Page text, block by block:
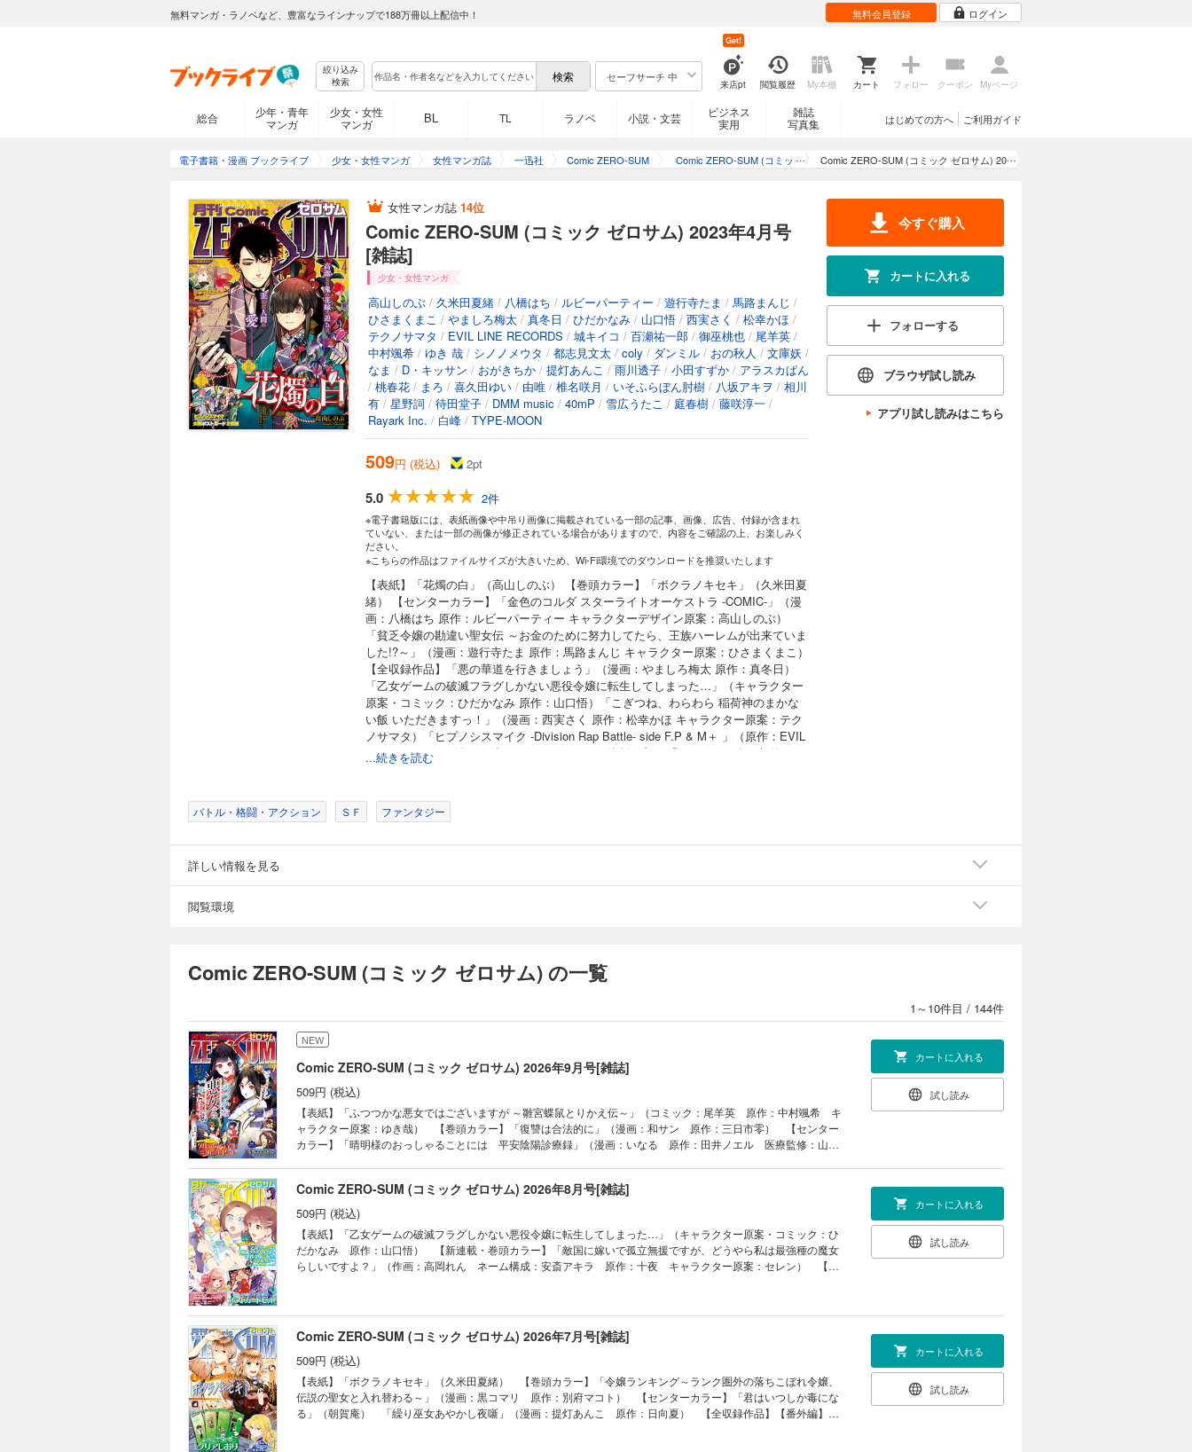
無料マンガ・ラノベなど、豊富なラインナップで188万冊以上配信中！ 無料会員登録 ログイン
絞り込み
検索
セーフサーチ 中
来店pt
Get!
閲覧履歴 My本棚 カート フォロー クーポン Myページ
総合
少年・青年
マンガ
少女・女性
マンガ
BL TL ラノベ 小説・文芸
ビジネス
実用
雑誌
写真集
ご利用ガイド
はじめての方へ
電子書籍・漫画 ブックライブ 少女・女性マンガ 女性マンガ誌 一迅社 Comic ZERO-SUM
Comic ZERO-SUM (コミッ
Comic ZERO-SUM (コミック ゼロサム) 20
女性マンガ誌 14位
Comic ZERO-SUM (コミック ゼロサム) 2023年4月号
[雑誌]
少女・女性マンガ
高山しのぶ / 久米田夏緒 / 八橋はち / ルビーパーティー / 遊行寺たま / 馬路まんじ /
ひさまくまこ / やましろ梅太 / 真冬日 / ひだかなみ / 山口悟 / 西実さく / 松幸かほ /
テクノサマタ / EVIL LINE RECORDS / 城キイコ / 百瀬祐一郎 / 御巫桃也 / 尾羊英 /
中村颯希 / ゆき 哉 / シノノメウタ / 都志見文太 / coly / ダンミル / おの秋人 / 文庫妖 /
なま / D・キッサン / おがきちか / 提灯あんこ / 雨川透子 / 小田すずか / アラスカぱん
/ 桃春花 / まろ / 喜久田ゆい / 由唯 / 椎名咲月 / いそふらぼん肘樹 / 八坂アキヲ / 相川
有 / 星野詞 / 待田堂子 / DMM music / 40mP / 雪広うたこ / 庭春樹 / 藤咲淳一 /
Rayark Inc. / 白峰 / TYPE-MOON
509円 (税込) 2pt
5.0 2件
※電子書籍版には、表紙画像や中吊り画像に掲載されている一部の記事、画像、広告、付録が含まれ
ていない、または一部の画像が修正されている場合がありますので、内容をご確認の上、お楽しみく
ださい。
※こちらの作品はファイルサイズが大きいため、Wi-Fi環境でのダウンロードを推奨いたします
【表紙】「花燭の白」（高山しのぶ） 【巻頭カラー】「ボクラノキセキ」（久米田夏
緒） 【センターカラー】「金色のコルダ スターライトオーケストラ -COMIC-」（漫
画：八橋はち 原作：ルビーパーティー キャラクターデザイン原案：高山しのぶ）
「貧乏令嬢の勘違い聖女伝 ～お金のために努力してたら、王族ハーレムが出来ていま
した!?～」（漫画：遊行寺たま 原作：馬路まんじ キャラクター原案：ひさまくまこ）
【全収録作品】「悪の華道を行きましょう」（漫画：やましろ梅太 原作：真冬日）
「乙女ゲームの破滅フラグしかない悪役令嬢に転生してしまった…」（キャラクター
原案・コミック：ひだかなみ 原作：山口悟）「こぎつね、わらわら 稲荷神のまかな
い飯 いただきますっ！」（漫画：西実さく 原作：松幸かほ キャラクター原案：テク
ノサマタ）「ヒプノシスマイク -Division Rap Battle- side F.P & M＋ 」（原作：EVIL
LINE RECORDS 漫画：城キイコ シナリオ：百瀬祐一郎）「ルーチェと白の契約」
（御巫桃也）「ふつつかな悪女ではございますが ～雛宮蝶鼠とりかえ伝～ 」（コミ
画：シノノメウタ 原作・シナリオ：都志見文太／coly キャラクターデザイン原案：ダ
ンミル）「家政魔導士の異世界生活～冒険中の家政婦業承ります！～」（コミック：
灯あんこ 原作：雨川透子 キャラクター原案：小田すずか）「マリエル・クララック
まわったら」（コミック：星野 詞 シナリオ：待田堂子 原案・原作：DMM music・
40mP）「彼に依頼してはいけません」（雪広うたこ）「DEEMO -sakura note-」（コ
mortalis:stella-」（漫画：白峰 原作：TYPE-MOON） ※本電子書籍の表紙・目次・広
卒ご了承ください。
...続きを読む
今すぐ購入
カートに入れる
フォローする
ブラウザ試し読み
アプリ試し読みはこちら
バトル・格闘・アクション ＳＦ ファンタジー
詳しい情報を見る
閲覧環境
Comic ZERO-SUM (コミック ゼロサム) の一覧
1～10件目 / 144件
NEW
Comic ZERO-SUM (コミック ゼロサム) 2026年9月号[雑誌]
509円 (税込)
【表紙】「ふつつかな悪女ではございますが ～雛宮蝶鼠とりかえ伝～」（コミック：尾羊英 原作：中村颯希 キ
ャラクター原案：ゆき哉） 【巻頭カラー】「復讐は合法的に」（漫画：和サン 原作：三日市零） 【センター
カラー】「晴明様のおっしゃることには 平安陰陽診療録」（漫画：いなる 原作：田井ノエル 医療監修：山科
十夜 キャラクター原案：セレン） 「神作家・紫式部のありえない日々」（D・キッサン） 「乙女ゲームの破
滅フラグしかない悪役令嬢に転生してしまった…」（キャラクター原案・コミック：ひだかなみ 原作：山口
悟） 「祝福のチェスカ」（乃原美隆） 「花燭の白」（高山しのぶ） 「令嬢ランキング～ランク圏外の落ちこ
ぼれ令嬢、伝説の聖女と入れ替わる～」（漫画：黒コマリ 原作：別府マコト） 「君はいつしか毒になる」（朝
賀庵） 「ボクラノキセキ」（久米田夏緒） 「竜騎士のお気に入り」（コミック：蒼崎律 原作：織川あさぎ
キャラクター原案：伊藤明十） 「事故物件探偵」（漫画：山川まち 原作：皆藤黒助 キャラクター原案：世
ク：おの秋人 原作：文庫妖 キャラクター原案：なま） 「烈火の血族」（漫画：honomi 原作：夜光花 キャ
ラクター原案：奈良千春） 「ルーチェと白の契約」（御巫桃也） 「さいごの魔女のお祝い」（安達園丸）
ャラクター原案：緋原ヨウ） 「怪異の掃除人・曽根崎慎司の事件ファイル」（漫画：八橋はち 原作：長埜
恵） 「悲劇の元凶となる最強外道ラスボス女王は民の為に尽くします。 The Savior's Pride」（作画：かわのあき
こ ネーム構成：瀬上あきら 原作：天壱 キャラクター原案：鈴ノ助） 「にえみこ」（アラスカぱん） 「虫
かぶり姫」（コミック：喜久田ゆい 原作：由唯 キャラクター原案：椎名咲月） 「女王の狗」（ヨシカズ）
カートに入れる
試し読み
Comic ZERO-SUM (コミック ゼロサム) 2026年8月号[雑誌]
509円 (税込)
【表紙】「乙女ゲームの破滅フラグしかない悪役令嬢に転生してしまった…」（キャラクター原案・コミック：ひ
だかなみ 原作：山口悟） 【新連載・巻頭カラー】「敵国に嫁いで孤立無援ですが、どうやら私は最強種の魔女
らしいですよ？」（作画：高岡れん ネーム構成：安斎アキラ 原作：十夜 キャラクター原案：セレン） 【セ
劇の元凶となる最強外道ラスボス女王は民の為に尽くします。 The Savior's Pride」（作画：かわのあきこ ネーム
構成：瀬上あきら 原作：天壱 キャラクター原案：鈴ノ助） 「烈火の血族」（漫画：honomi 原作：夜光花
キャラクター原案：奈良千春） 「わたしの創った千年王国 天才魔導師の自由気ままな転生無双譚」（コミッ
ク：森野リエタ 原作：クレハ キャラクター原案：緋原ヨウ） 「ボクラノキセキ」（久米田夏緒） 【番外
編】「君はいつしか毒になる」（朝賀庵） 「花燭の白」（高山しのぶ） 「令嬢ランキング～ランク圏外の落ち
こぼれ令嬢、伝説の聖女と入れ替わる～」（漫画：黒コマリ 原作：別府マコト） 「家政魔導士の異世界生活～
冒険中の家政婦業承ります！～」（コミック：おの秋人 原作：文庫妖 キャラクター原案：なま） 「祝福のチ
カートに入れる
試し読み
Comic ZERO-SUM (コミック ゼロサム) 2026年7月号[雑誌]
509円 (税込)
【表紙】「ボクラノキセキ」（久米田夏緒） 【巻頭カラー】「令嬢ランキング～ランク圏外の落ちこぼれ令嬢、
伝説の聖女と入れ替わる～」（漫画：黒コマリ 原作：別府マコト） 【センターカラー】「君はいつしか毒にな
る」（朝賀庵） 「繰り巫女あやかし夜噺」（漫画：提灯あんこ 原作：日向夏） 【全収録作品】【番外編】
カートに入れる
試し読み